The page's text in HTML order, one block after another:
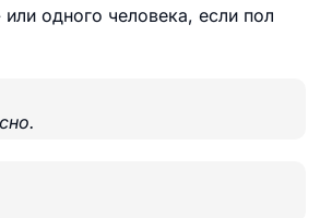
одного человека, если пол